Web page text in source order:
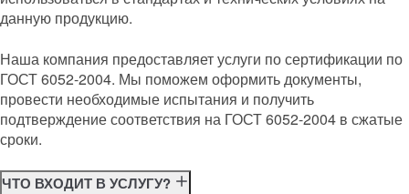
данную продукцию.
Наша компания предоставляет услуги по сертификации по
ГОСТ 6052-2004. Мы поможем оформить документы,
провести необходимые испытания и получить
подтверждение соответствия на ГОСТ 6052-2004 в сжатые
сроки.
ЧТО ВХОДИТ В УСЛУГУ?